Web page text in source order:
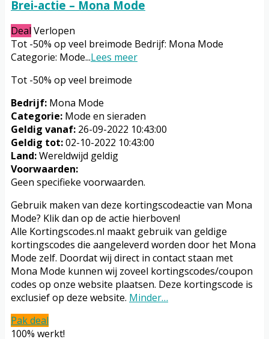
Brei-actie – Mona Mode
Deal Verlopen
Tot -50% op veel breimode Bedrijf: Mona Mode
Categorie: Mode...Lees meer
Tot -50% op veel breimode
Bedrijf: Mona Mode
Categorie: Mode en sieraden
Geldig vanaf: 26-09-2022 10:43:00
Geldig tot:02-10-2022 10:43:00
Land:Wereldwijd geldig
Voorwaarden:
Geen specifieke voorwaarden.
Gebruik maken van deze kortingscodeactie van Mona
Mode? Klik dan op de actie hierboven!
Alle Kortingscodes.nl maakt gebruik van geldige
kortingscodes die aangeleverd worden door het Mona
Mode zelf. Doordat wij direct in contact staan met
Mona Mode kunnen wij zoveel kortingscodes/coupon
codes op onze website plaatsen. Deze kortingscode is
exclusief op deze website. Minder…
Pak deal
100% werkt!